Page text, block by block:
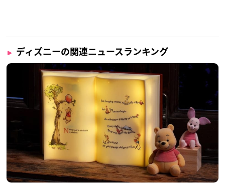
ディズニーの関連ニュースランキング